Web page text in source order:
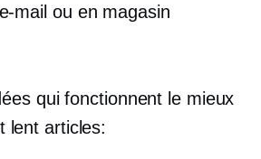
mail ou en magasin
qui fonctionnent le mieux
lent articles: